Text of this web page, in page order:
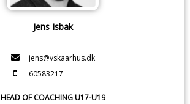
Jens Isbak
jens@vskaarhus.dk
60583217
HEAD OF COACHING U17-U19